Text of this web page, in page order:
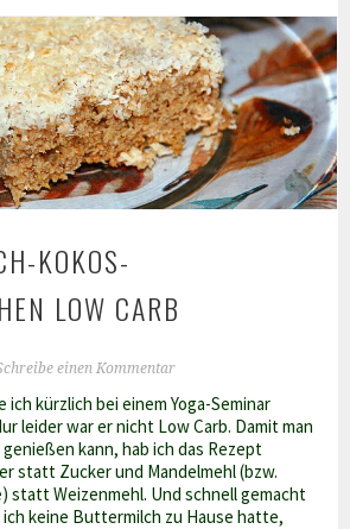
carb
KOKOS-
LOW CARB
einen Kommentar
ich kürzlich bei einem Yoga-Seminar
leider war er nicht Low Carb. Damit man
kann, hab ich das Rezept
statt Zucker und Mandelmehl (bzw.
statt Weizenmehl. Und schnell gemacht
ich keine Buttermilch zu Hause hatte,